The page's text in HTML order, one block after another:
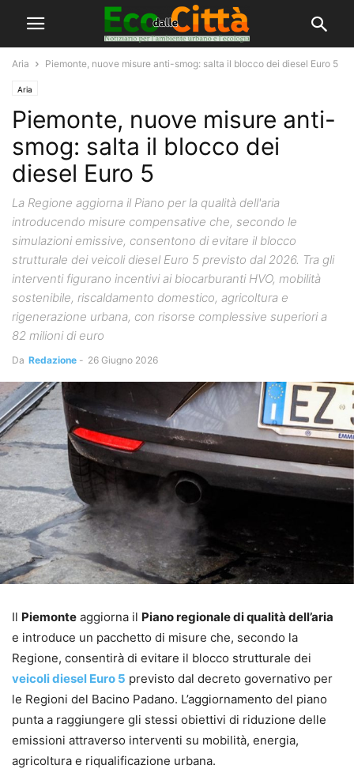
Aria Piemonte, nuove misure anti-smog: salta il blocco dei diesel Euro 5
Aria
Piemonte, nuove misure anti-
smog: salta il blocco dei
diesel Euro 5
La Regione aggiorna il Piano per la qualità dell'aria
introducendo misure compensative che, secondo le
simulazioni emissive, consentono di evitare il blocco
strutturale dei veicoli diesel Euro 5 previsto dal 2026. Tra gli
interventi figurano incentivi ai biocarburanti HVO, mobilità
sostenibile, riscaldamento domestico, agricoltura e
rigenerazione urbana, con risorse complessive superiori a
82 milioni di euro
Da Redazione - 26 Giugno 2026
Il Piemonte aggiorna il Piano regionale di qualità dell’aria
e introduce un pacchetto di misure che, secondo la
Regione, consentirà di evitare il blocco strutturale dei
veicoli diesel Euro 5 previsto dal decreto governativo per
le Regioni del Bacino Padano. L’aggiornamento del piano
punta a raggiungere gli stessi obiettivi di riduzione delle
emissioni attraverso interventi su mobilità, energia,
agricoltura e riqualificazione urbana.